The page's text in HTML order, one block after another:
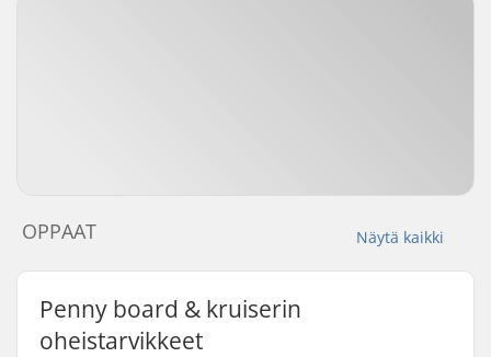
Näytä kaikki
OPPAAT
Penny board & kruiserin
oheistarvikkeet